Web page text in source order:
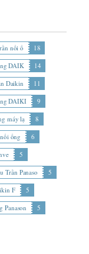
nối ố
18
DAIK
14
Daikin
11
DAIKI
9
máy lạ
8
ống
6
5
Trần Panaso
5
F
5
Panason 5